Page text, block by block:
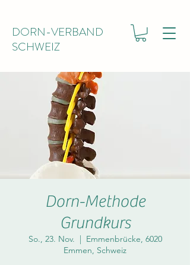
DORN-VERBAND
SCHWEIZ
Dorn-Methode
Grundkurs
So., 23. Nov.
  |
Emmenbrücke, 6020
Emmen, Schweiz